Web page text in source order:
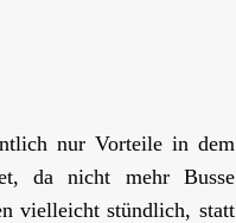
nur Vorteile in dem
da nicht mehr Busse
vielleicht stündlich, statt